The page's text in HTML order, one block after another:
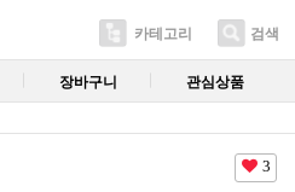
카테고리 검색
장바구니 관심상품
3